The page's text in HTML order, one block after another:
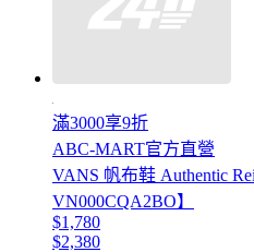
滿3000享9折
ABC-MART官方直營
VANS 帆布鞋 Authentic
VN000CQA2BO】
$1,780
$2,380